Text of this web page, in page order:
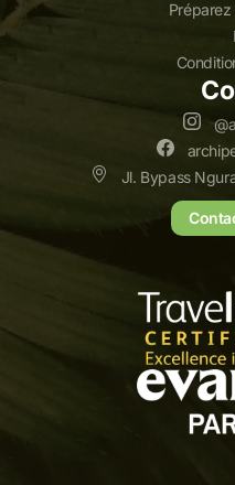
Jl. Bypass